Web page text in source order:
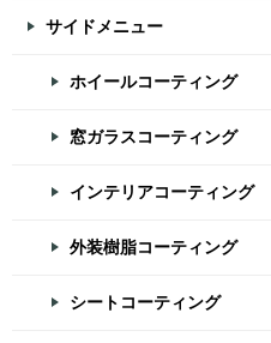
サイドメニュー
ホイールコーティング
窓ガラスコーティング
インテリアコーティング
外装樹脂コーティング
シートコーティング